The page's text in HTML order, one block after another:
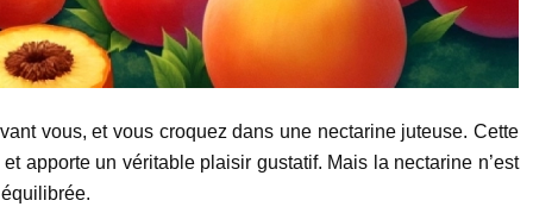
vous, et vous croquez dans une nectarine juteuse. Cette
apporte un véritable plaisir gustatif. Mais la nectarine n’est